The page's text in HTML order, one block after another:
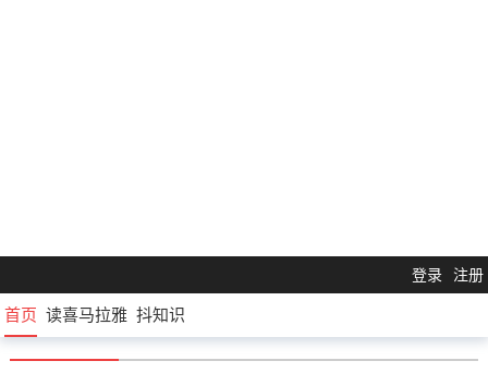
登录 注册
首页 读喜马拉雅 抖知识